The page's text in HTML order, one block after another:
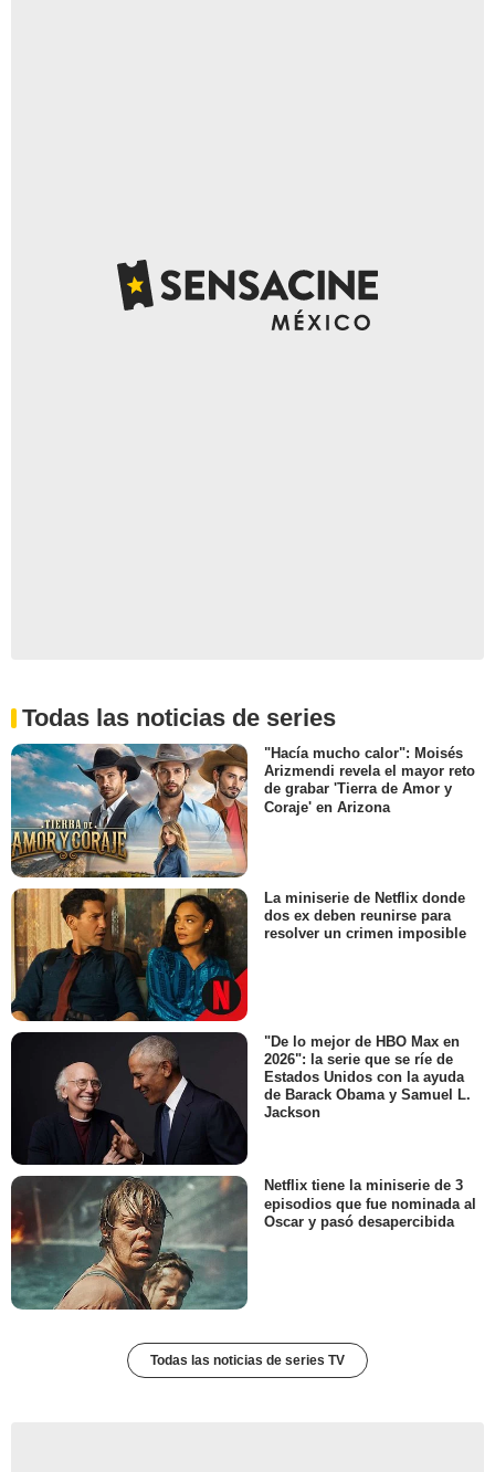
Todas las noticias de series
"Hacía mucho calor": Moisés
Arizmendi revela el mayor reto
de grabar 'Tierra de Amor y
Coraje' en Arizona
La miniserie de Netflix donde
dos ex deben reunirse para
resolver un crimen imposible
"De lo mejor de HBO Max en
2026": la serie que se ríe de
Estados Unidos con la ayuda
de Barack Obama y Samuel L.
Jackson
Netflix tiene la miniserie de 3
episodios que fue nominada al
Oscar y pasó desapercibida
Todas las noticias de series TV